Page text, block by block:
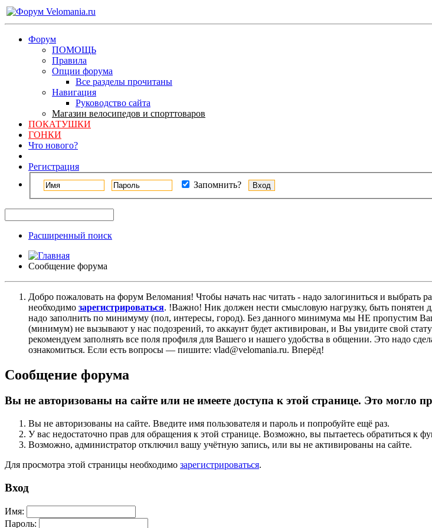
Форум
ПОМОЩЬ
Правила
Опции форума
Все разделы прочитаны
Навигация
Руководство сайта
Магазин велосипедов и спорттоваров
ПОКАТУШКИ
ГОНКИ
Что нового?
Регистрация
Запомнить?
Расширенный поиск
Сообщение форума
Добро пожаловать на форум Веломания! Чтобы начать нас читать - надо залогиниться и выбрать
необходимо зарегистрироваться. !Важно! Ник должен нести смысловую нагрузку, быть
надо заполнить по минимуму (пол, интересы, город). Без данного минимума мы НЕ пропустим
(минимум) не вызывают у нас подозрений, то аккаунт будет активирован, и Вы увидите свой
рекомендуем заполнять все поля профиля для Вашего и нашего удобства в общении. Это надо
ознакомиться. Если есть вопросы — пишите: vlad@velomania.ru. Вперёд!
Сообщение форума
Вы не авторизованы на сайте или не имеете доступа к этой странице. Это могло
Вы не авторизованы на сайте. Введите имя пользователя и пароль и попробуйте ещё раз.
У вас недостаточно прав для обращения к этой странице. Возможно, вы пытаетесь обратиться
Возможно, администратор отключил вашу учётную запись, или вы не активированы на сайте.
Для просмотра этой страницы необходимо зарегистрироваться.
Вход
Имя:
Пароль: